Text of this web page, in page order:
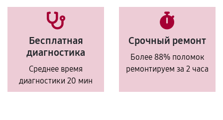
Бесплатная
диагностика
Среднее время
диагностики 20 мин
Срочный ремонт
Более 88% поломок
ремонтируем за 2 часа